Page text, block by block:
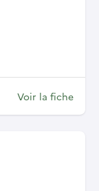
Voir la fiche